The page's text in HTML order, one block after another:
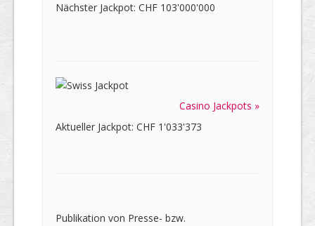
Nächster Jackpot: CHF 103'000'000
Casino Jackpots »
Aktueller Jackpot: CHF 1'033'373
Publikation von Presse- bzw.